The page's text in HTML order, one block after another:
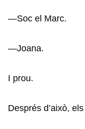
—Soc el Marc.
—Joana.
I prou.
Després d’això,